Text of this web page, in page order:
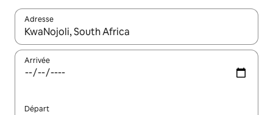
Adresse
Lorsque les résultats s'affichent, utilisez les flèches vers le
Arrivée
Départ